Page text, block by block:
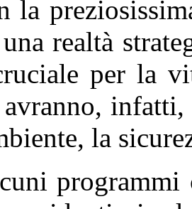
la
realtà
per la
la
programmi